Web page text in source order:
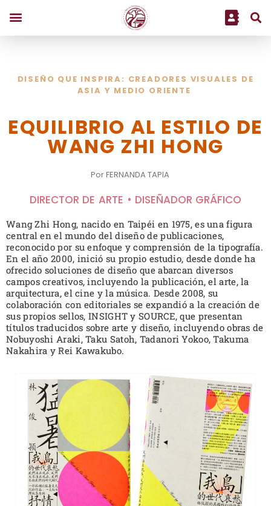
DISEÑO QUE INSPIRA: CREADORES VISUALES DE
ASIA Y MEDIO ORIENTE
EQUILIBRIO AL ESTILO DE
WANG ZHI HONG
Por FERNANDA TAPIA
DIRECTOR DE ARTE • DISEÑADOR GRÁFICO
Wang Zhi Hong, nacido en Taipéi en 1975, es una figura
central en el mundo del diseño de publicaciones,
reconocido por su enfoque y comprensión de la tipografía.
En el año 2000, inició su propio estudio, desde donde ha
ofrecido soluciones de diseño que abarcan diversos
campos creativos, incluyendo la publicación, el arte, la
arquitectura, el cine y la música. Desde 2008, su
colaboración con editoriales se expandió a la creación de
sus propios sellos, INSIGHT y SOURCE, que presentan
títulos traducidos sobre arte y diseño, incluyendo obras de
Nobuyoshi Araki, Taku Satoh, Tadanori Yokoo, Takuma
Nakahira y Rei Kawakubo.